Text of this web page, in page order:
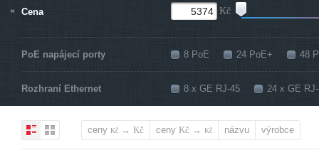
Cena Kč
PoE napájecí porty 8 PoE 24 PoE+ 48
Rozhraní Ethernet 8 x GE RJ-45 24 x GE
ceny Kč → Kč ceny Kč → Kč názvu výrobce